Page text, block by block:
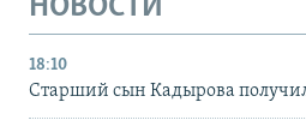
НОВОСТИ
18:10
Старший сын Кадырова